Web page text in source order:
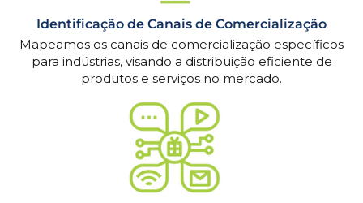
Identificação de Canais de Comercialização
Mapeamos os canais de comercialização específicos
para indústrias, visando a distribuição eficiente de
produtos e serviços no mercado.